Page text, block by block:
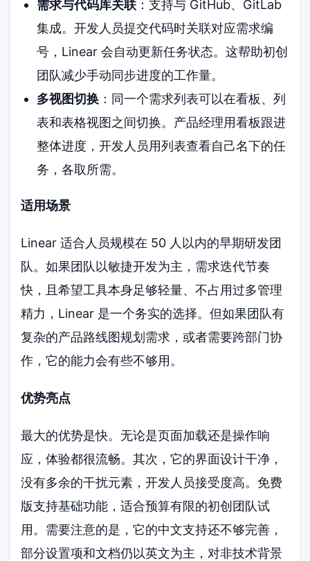
需求与代码库关联：支持与 GitHub、GitLab
集成。开发人员提交代码时关联对应需求编
号，Linear 会自动更新任务状态。这帮助初创
团队减少手动同步进度的工作量。
多视图切换：同一个需求列表可以在看板、列
表和表格视图之间切换。产品经理用看板跟进
整体进度，开发人员用列表查看自己名下的任
务，各取所需。
适用场景
Linear 适合人员规模在 50 人以内的早期研发团
队。如果团队以敏捷开发为主，需求迭代节奏
快，且希望工具本身足够轻量、不占用过多管理
精力，Linear 是一个务实的选择。但如果团队有
复杂的产品路线图规划需求，或者需要跨部门协
作，它的能力会有些不够用。
优势亮点
最大的优势是快。无论是页面加载还是操作响
应，体验都很流畅。其次，它的界面设计干净，
没有多余的干扰元素，开发人员接受度高。免费
版支持基础功能，适合预算有限的初创团队试
用。需要注意的是，它的中文支持还不够完善，
部分设置项和文档仍以英文为主，对非技术背景